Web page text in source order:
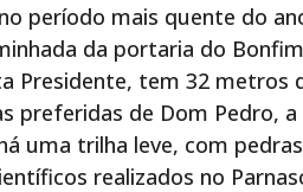
período mais quente do
da portaria do
Presidente, tem 32 metros
preferidas de Dom Pedro,
uma trilha leve, com
realizados no